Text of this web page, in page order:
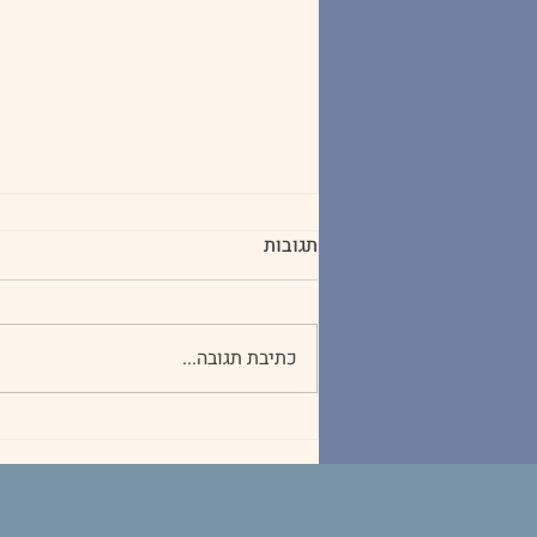
מוח רגיש ומוח גמיש
תגובות
כתיבת תגובה...